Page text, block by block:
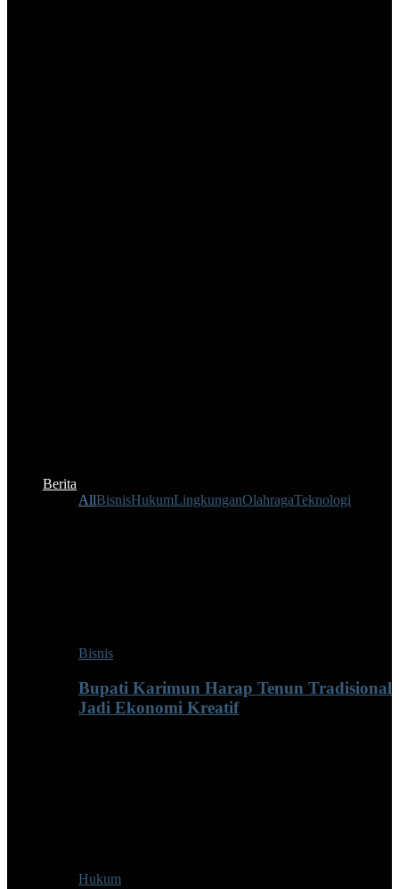
Berita
AllBisnisHukumLingkunganOlahragaTeknologi
Bisnis
Bupati Karimun Harap Tenun Tradisional
Jadi Ekonomi Kreatif
Hukum